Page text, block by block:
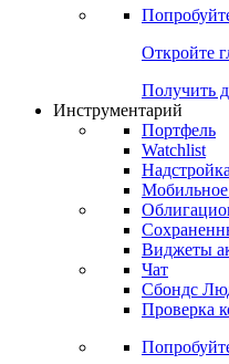
Прогнозы
Откройте
Получить
Инструментарий
Портфель
Watchlist
Мобильное
Чат